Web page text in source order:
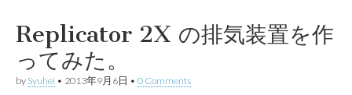
Replicator 2X の排気装置を作
ってみた。
by Syuhei • 2013年9月6日 • 0 Comments